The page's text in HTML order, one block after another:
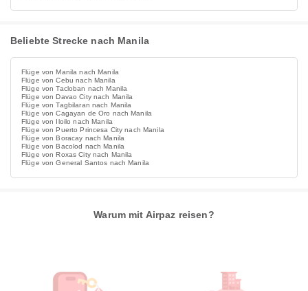
Beliebte Strecke nach Manila
Flüge von Manila nach Manila
Flüge von Cebu nach Manila
Flüge von Tacloban nach Manila
Flüge von Davao City nach Manila
Flüge von Tagbilaran nach Manila
Flüge von Cagayan de Oro nach Manila
Flüge von Iloilo nach Manila
Flüge von Puerto Princesa City nach Manila
Flüge von Boracay nach Manila
Flüge von Bacolod nach Manila
Flüge von Roxas City nach Manila
Flüge von General Santos nach Manila
Warum mit Airpaz reisen?